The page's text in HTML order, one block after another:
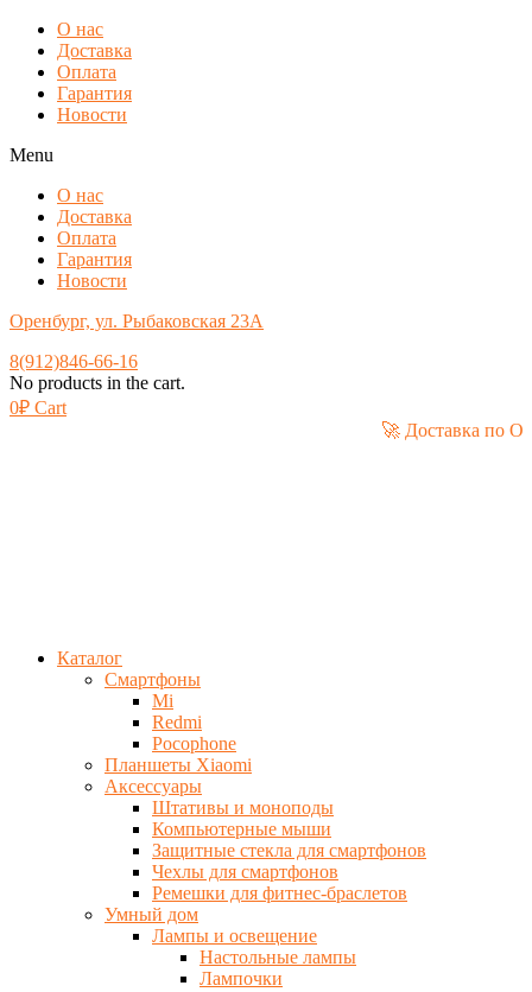
О нас
Доставка
Оплата
Гарантия
Новости
Menu
О нас
Доставка
Оплата
Гарантия
Новости
Оренбург, ул. Рыбаковская 23А
8(912)846-66-16
No products in the cart.
0₽ Cart
🚀
Каталог
Смартфоны
Mi
Redmi
Pocophone
Планшеты Xiaomi
Аксессуары
Штативы и моноподы
Компьютерные мыши
Защитные стекла для смартфонов
Чехлы для смартфонов
Ремешки для фитнес-браслетов
Умный дом
Лампы и освещение
Настольные лампы
Лампочки